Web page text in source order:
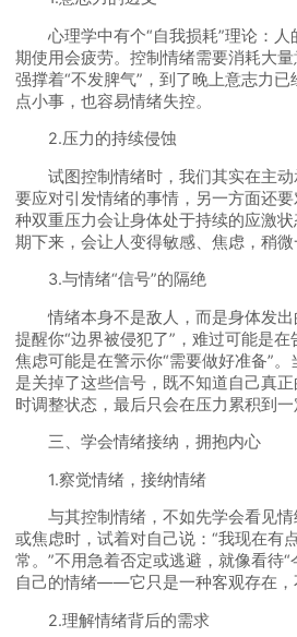
心理学中有个“自我损耗”理论：人
期使用会疲劳。控制情绪需要消耗大
强撑着“不发脾气”，到了晚上意志力
点小事，也容易情绪失控。
2.压力的持续侵蚀
试图控制情绪时，我们其实在主动
要应对引发情绪的事情，另一方面还
种双重压力会让身体处于持续的应激
期下来，会让人变得敏感、焦虑，稍微
3.与情绪“信号”的隔绝
情绪本身不是敌人，而是身体发出
提醒你“边界被侵犯了”，难过可能是在
焦虑可能是在警示你“需要做好准备”
是关掉了这些信号，既不知道自己真
时调整状态，最后只会在压力累积到一
三、学会情绪接纳，拥抱内心
1.察觉情绪，接纳情绪
与其控制情绪，不如先学会看见情
或焦虑时，试着对自己说：“我现在有
常。”不用急着否定或逃避，就像看待
自己的情绪——它只是一种客观存在，
2.理解情绪背后的需求